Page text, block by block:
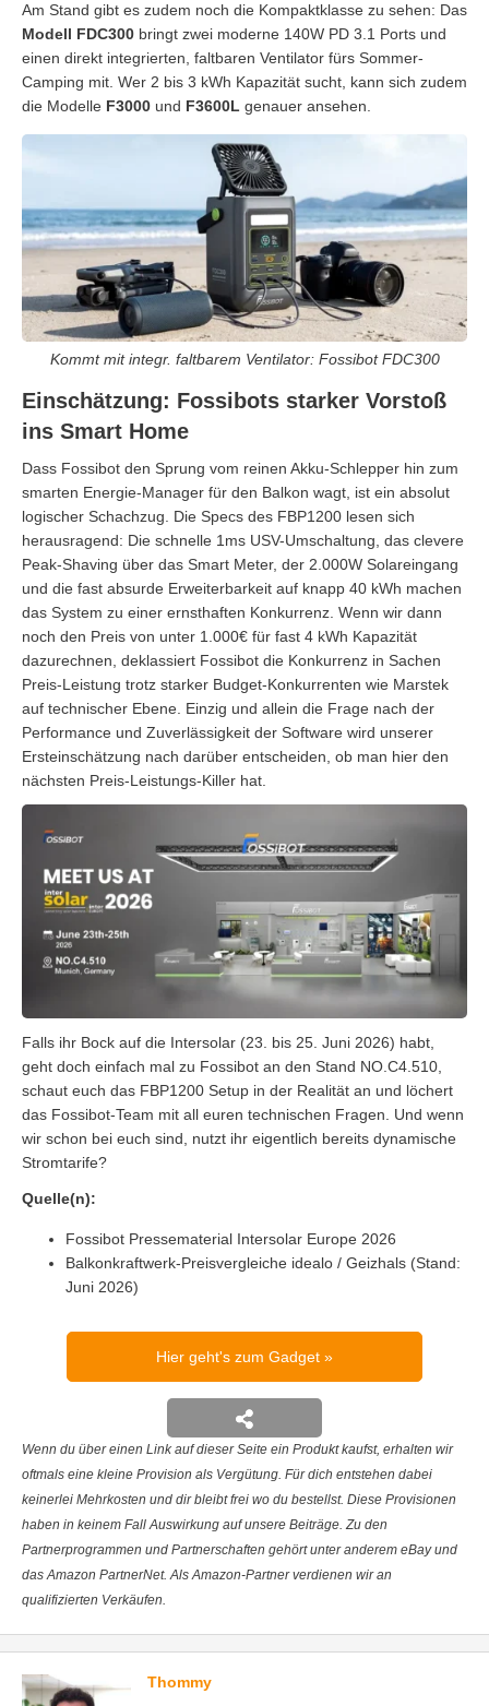
Am Stand gibt es zudem noch die Kompaktklasse zu sehen: Das
Modell FDC300 bringt zwei moderne 140W PD 3.1 Ports und
einen direkt integrierten, faltbaren Ventilator fürs Sommer-
Camping mit. Wer 2 bis 3 kWh Kapazität sucht, kann sich zudem
die Modelle F3000 und F3600L genauer ansehen.
Kommt mit integr. faltbarem Ventilator: Fossibot FDC300
Einschätzung: Fossibots starker Vorstoß
ins Smart Home
Dass Fossibot den Sprung vom reinen Akku-Schlepper hin zum
smarten Energie-Manager für den Balkon wagt, ist ein absolut
logischer Schachzug. Die Specs des FBP1200 lesen sich
herausragend: Die schnelle 1ms USV-Umschaltung, das clevere
Peak-Shaving über das Smart Meter, der 2.000W Solareingang
und die fast absurde Erweiterbarkeit auf knapp 40 kWh machen
das System zu einer ernsthaften Konkurrenz. Wenn wir dann
noch den Preis von unter 1.000€ für fast 4 kWh Kapazität
dazurechnen, deklassiert Fossibot die Konkurrenz in Sachen
Preis-Leistung trotz starker Budget-Konkurrenten wie Marstek
auf technischer Ebene. Einzig und allein die Frage nach der
Performance und Zuverlässigkeit der Software wird unserer
Ersteinschätzung nach darüber entscheiden, ob man hier den
nächsten Preis-Leistungs-Killer hat.
Falls ihr Bock auf die Intersolar (23. bis 25. Juni 2026) habt,
geht doch einfach mal zu Fossibot an den Stand NO.C4.510,
schaut euch das FBP1200 Setup in der Realität an und löchert
das Fossibot-Team mit all euren technischen Fragen. Und wenn
wir schon bei euch sind, nutzt ihr eigentlich bereits dynamische
Stromtarife?
Quelle(n):
Fossibot Pressematerial Intersolar Europe 2026
Balkonkraftwerk-Preisvergleiche idealo / Geizhals (Stand:
Juni 2026)
Hier geht's zum Gadget
Wenn du über einen Link auf dieser Seite ein Produkt kaufst, erhalten wir
oftmals eine kleine Provision als Vergütung. Für dich entstehen dabei
keinerlei Mehrkosten und dir bleibt frei wo du bestellst. Diese Provisionen
haben in keinem Fall Auswirkung auf unsere Beiträge. Zu den
Partnerprogrammen und Partnerschaften gehört unter anderem eBay und
das Amazon PartnerNet. Als Amazon-Partner verdienen wir an
qualifizierten Verkäufen.
Thommy